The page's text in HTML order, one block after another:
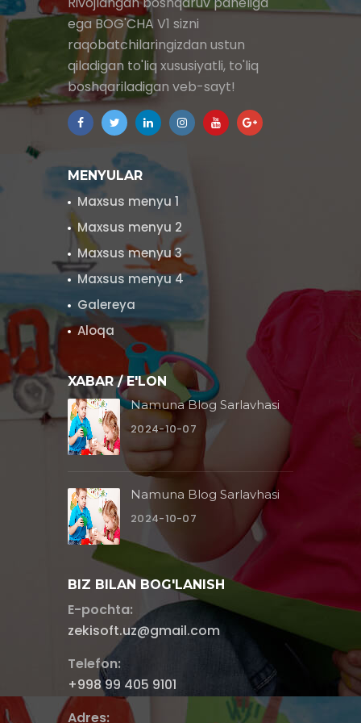
ega BOG'CHA V1 sizni
raqobatchilaringizdan ustun
qiladigan to'liq xususiyatli, to'liq
boshqariladigan veb-sayt!
MENYULAR
Maxsus menyu 1
Maxsus menyu 2
Maxsus menyu 3
Maxsus menyu 4
Galereya
Aloqa
XABAR / E'LON
Namuna Blog Sarlavhasi
2024-10-07
Namuna Blog Sarlavhasi
2024-10-07
BIZ BILAN BOG'LANISH
E-pochta:
zekisoft.uz@gmail.com
Telefon:
+998 99 405 9101
Adres: